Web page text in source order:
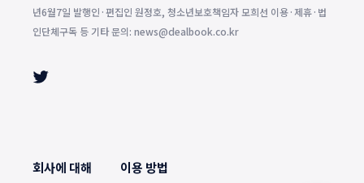
년6월7일 발행인·편집인 원정호, 청소년보호책임자 모희선 이용·제휴·법
인단체구독 등 기타 문의: news@dealbook.co.kr
회사에 대해 이용 방법